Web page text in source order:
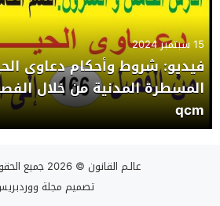
15 سبتمبر 2024
فيديو: شروط وأحكام دعاوى
qcm
عالـم القانون © 2026 جميع الحقوق محفوظة.
تصميممجلة